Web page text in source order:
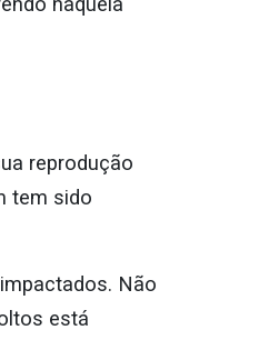
reprodução
tem sido
Não
está